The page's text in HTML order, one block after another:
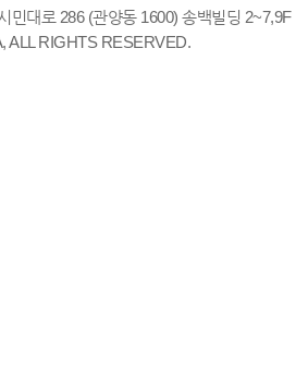
민대로 286 (관양동 1600) 송백빌딩
ALL RIGHTS RESERVED.